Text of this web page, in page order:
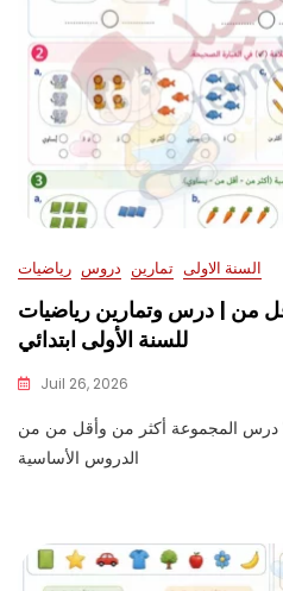
السنة الاولى تمارين دروس رياضيات
من | درس وتمارين رياضيات
للسنة الأولى ابتدائي
Juil 26, 2026
درس المجموعة أكثر من وأقل من من
الدروس الأساسية